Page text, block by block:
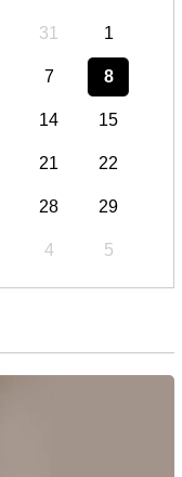
31 1
7 8
14 15
21 22
28 29
4 5